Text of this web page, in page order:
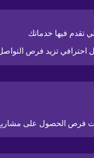
تزيد فرص
فرص الحصول على